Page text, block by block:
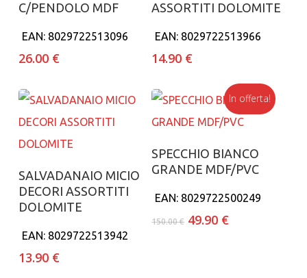
C/PENDOLO MDF
EAN: 8029722513096
26.00 €
ASSORTITI DOLOMITE
EAN: 8029722513966
14.90 €
Aggiungi al carrello
SALVADANAIO MICIO
DECORI ASSORTITI
DOLOMITE
EAN: 8029722513942
13.90 €
In offerta!
Aggiungi al carrello
SPECCHIO BIANCO
GRANDE MDF/PVC
EAN: 8029722500249
150.00€ Il
49.90 €Il